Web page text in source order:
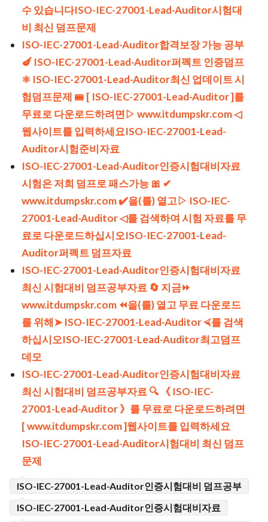
수 있습니다ISO-IEC-27001-Lead-Auditor시험대
비 최신 덤프문제
ISO-IEC-27001-Lead-Auditor합격보장 가능 공부
🍆 ISO-IEC-27001-Lead-Auditor퍼펙트 인증덤프
⚛ ISO-IEC-27001-Lead-Auditor최신 업데이트 시
험덤프문제 🚝 [ ISO-IEC-27001-Lead-Auditor ]를
무료로 다운로드하려면▷ www.itdumpskr.com ◁
웹사이트를 입력하세요ISO-IEC-27001-Lead-
Auditor시험준비자료
ISO-IEC-27001-Lead-Auditor인증시험대비자료
시험은 저희 덤프로 패스가능 🎀 ✔
www.itdumpskr.com ️✔️을(를) 열고▷ ISO-IEC-
27001-Lead-Auditor ◁를 검색하여 시험 자료를 무
료로 다운로드하십시오ISO-IEC-27001-Lead-
Auditor퍼펙트 덤프자료
ISO-IEC-27001-Lead-Auditor인증시험대비자료
최신 시험대비 덤프공부자료 🔄 지금⏩
www.itdumpskr.com ⏪을(를) 열고 무료 다운로드
를 위해➤ ISO-IEC-27001-Lead-Auditor ⮘를 검색
하십시오ISO-IEC-27001-Lead-Auditor최고덤프
데모
ISO-IEC-27001-Lead-Auditor인증시험대비자료
최신 시험대비 덤프공부자료 🔍 《 ISO-IEC-
27001-Lead-Auditor 》를 무료로 다운로드하려면
[ www.itdumpskr.com ]웹사이트를 입력하세요
ISO-IEC-27001-Lead-Auditor시험대비 최신 덤프
문제
ISO-IEC-27001-Lead-Auditor인증시험대비 덤프공부
ISO-IEC-27001-Lead-Auditor인증시험대비자료